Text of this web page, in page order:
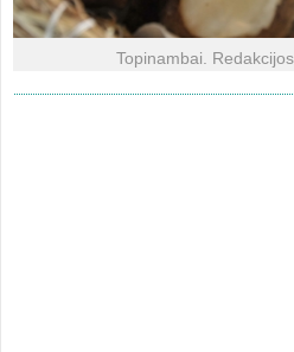
Topinambai.